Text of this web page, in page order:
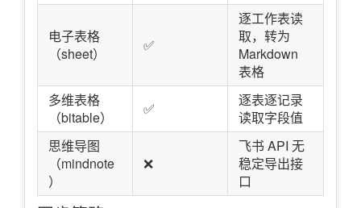
电子表格
（sheet）
✅
逐工作表读
取，转为
Markdown
表格
多维表格
（bitable）
✅
逐表逐记录
读取字段值
思维导图
（mindnote
）
❌
飞书 API 无
稳定导出接
口